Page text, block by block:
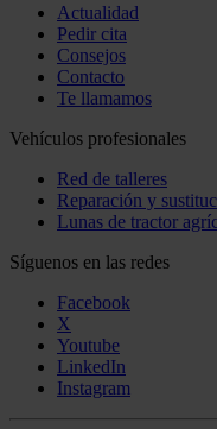
Actualidad
Pedir cita
Consejos
Contacto
Te llamamos
Vehículos profesionales
Red de talleres
Reparación y
Lunas de tractor
Síguenos en las redes
Facebook
X
Youtube
LinkedIn
Instagram